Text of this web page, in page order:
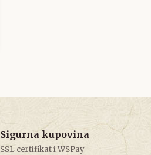
Sigurna kupovina
SSL certifikat i WSPay